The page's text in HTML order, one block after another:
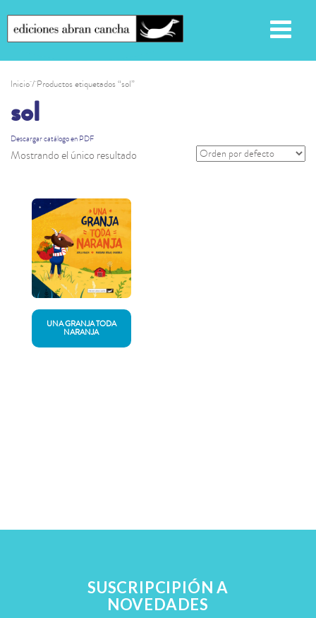
Inicio/ Productos etiquetados “sol”
sol
Descargar catálogo en PDF
Mostrando el único resultado
UNA GRANJA TODA
NARANJA
SUSCRIPCIPIÓN A
NOVEDADES